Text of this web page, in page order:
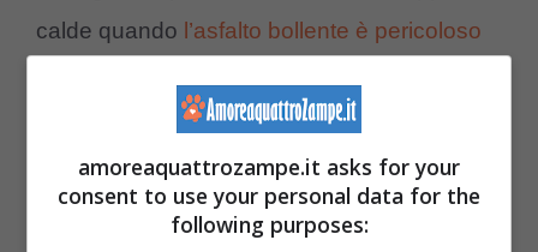
calde quando l’asfalto bollente è pericoloso
raccontando oggi, il cane era stato lasciato
da solo a casa, sul balcone. Un balcone che,
amoreaquattrozampe.it asks for your
consent to use your personal data for the
following purposes: